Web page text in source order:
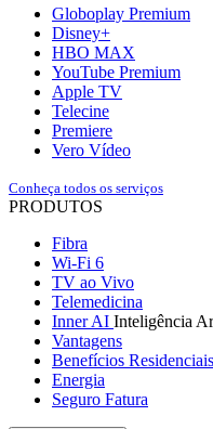
Globoplay Premium
Disney+
HBO MAX
YouTube Premium
Apple TV
Telecine
Premiere
Vero Vídeo
Conheça todos os serviços
PRODUTOS
Fibra
Wi-Fi 6
TV ao Vivo
Telemedicina
Inner AI Inteligência
Vantagens
Benefícios Residenciais
Energia
Seguro Fatura